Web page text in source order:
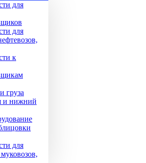
для
для
к
груза
и нижний
для